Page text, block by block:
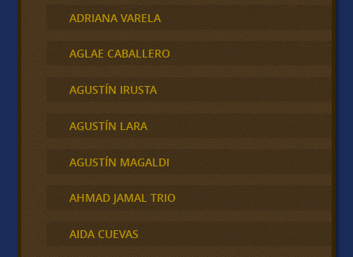
ADRIANA VARELA
AGLAE CABALLERO
AGUSTÍN IRUSTA
AGUSTÍN LARA
AGUSTÍN MAGALDI
AHMAD JAMAL TRIO
AIDA CUEVAS